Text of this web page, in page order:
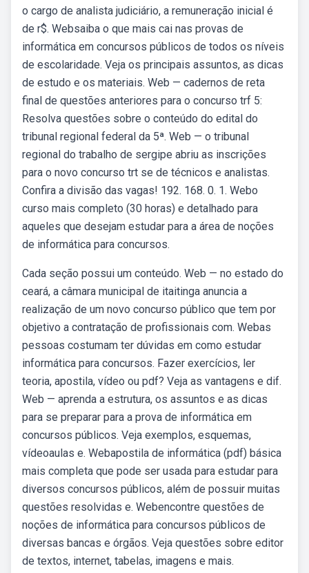
o cargo de analista judiciário, a remuneração inicial é
de r$. Websaiba o que mais cai nas provas de
informática em concursos públicos de todos os níveis
de escolaridade. Veja os principais assuntos, as dicas
de estudo e os materiais. Web — cadernos de reta
final de questões anteriores para o concurso trf 5:
Resolva questões sobre o conteúdo do edital do
tribunal regional federal da 5ª. Web — o tribunal
regional do trabalho de sergipe abriu as inscrições
para o novo concurso trt se de técnicos e analistas.
Confira a divisão das vagas! 192. 168. 0. 1. Webo
curso mais completo (30 horas) e detalhado para
aqueles que desejam estudar para a área de noções
de informática para concursos.
Cada seção possui um conteúdo. Web — no estado do
ceará, a câmara municipal de itaitinga anuncia a
realização de um novo concurso público que tem por
objetivo a contratação de profissionais com. Webas
pessoas costumam ter dúvidas em como estudar
informática para concursos. Fazer exercícios, ler
teoria, apostila, vídeo ou pdf? Veja as vantagens e dif.
Web — aprenda a estrutura, os assuntos e as dicas
para se preparar para a prova de informática em
concursos públicos. Veja exemplos, esquemas,
vídeoaulas e. Webapostila de informática (pdf) básica
mais completa que pode ser usada para estudar para
diversos concursos públicos, além de possuir muitas
questões resolvidas e. Webencontre questões de
noções de informática para concursos públicos de
diversas bancas e órgãos. Veja questões sobre editor
de textos, internet, tabelas, imagens e mais.